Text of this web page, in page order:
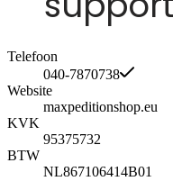
Telefoon
040-7870738
Website
maxpeditionshop.eu
KVK
95375732
BTW
NL867106414B01